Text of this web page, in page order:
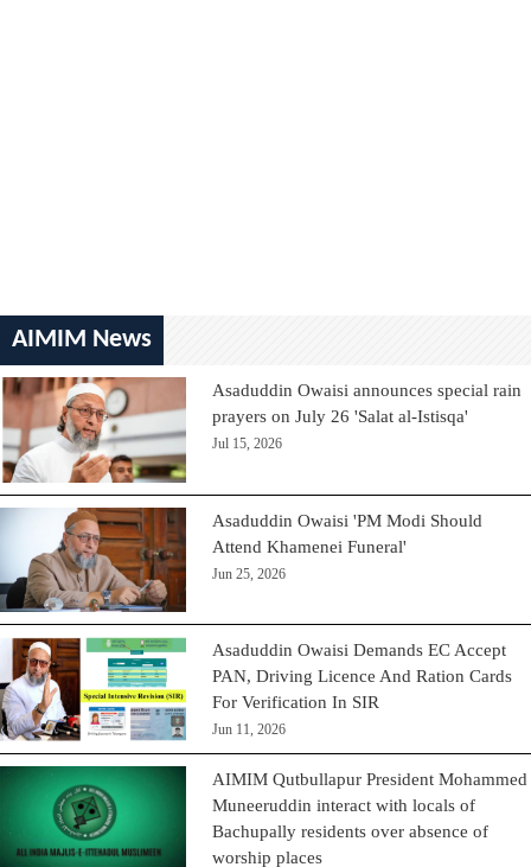
AIMIM News
Asaduddin Owaisi announces special rain
prayers on July 26 'Salat al-Istisqa'
Jul 15, 2026
Asaduddin Owaisi 'PM Modi Should
Attend Khamenei Funeral'
Jun 25, 2026
Asaduddin Owaisi Demands EC Accept
PAN, Driving Licence And Ration Cards
For Verification In SIR
Jun 11, 2026
AIMIM Qutbullapur President Mohammed
Muneeruddin interact with locals of
Bachupally residents over absence of
worship places